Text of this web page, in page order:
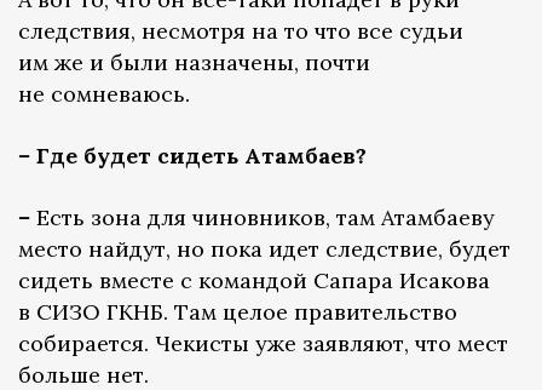
следствия, несмотря на то что все судьи
им же и были назначены, почти
не сомневаюсь.
– Где будет сидеть Атамбаев?
– Есть зона для чиновников, там Атамбаеву
место найдут, но пока идет следствие, будет
сидеть вместе с командой Сапара Исакова
в СИЗО ГКНБ. Там целое правительство
собирается. Чекисты уже заявляют, что мест
больше нет.